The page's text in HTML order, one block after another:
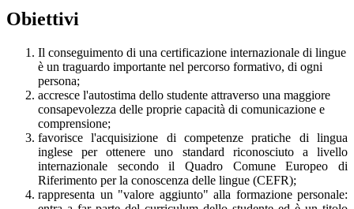
Obiettivi
Il conseguimento di una certificazione internazionale di lingue
è un traguardo importante nel percorso formativo, di ogni
persona;
accresce l'autostima dello studente attraverso una maggiore
consapevolezza delle proprie capacità di comunicazione e
comprensione;
favorisce l'acquisizione di competenze pratiche di lingua
inglese per ottenere uno standard riconosciuto a livello
internazionale secondo il Quadro Comune Europeo di
Riferimento per la conoscenza delle lingue (CEFR);
rappresenta un "valore aggiunto" alla formazione personale: